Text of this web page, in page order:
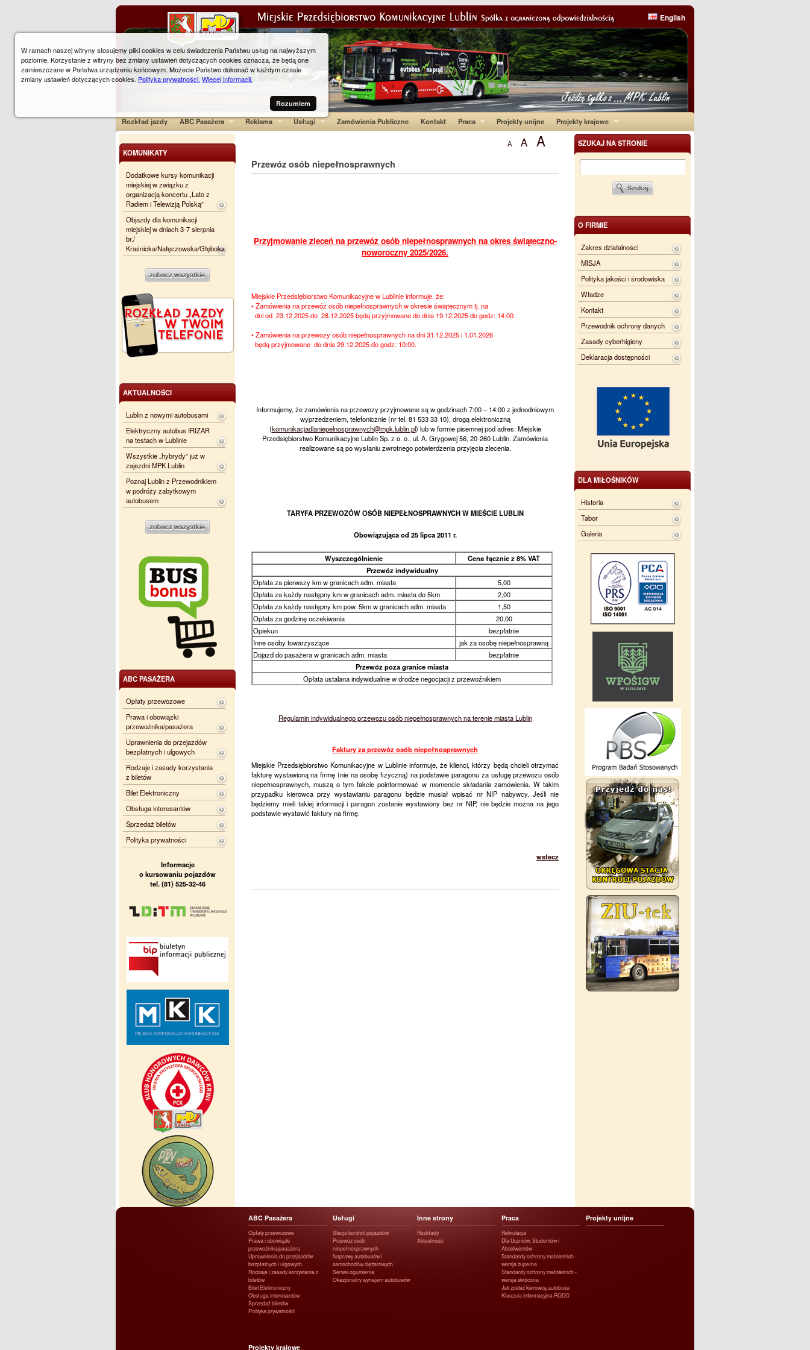
English
Rozkład jazdy ABC Pasażera Reklama Usługi Zamówienia Publiczne Kontakt Praca Projekty unijne Projekty krajowe
SZUKAJ NA STRONIE
O FIRMIE
Zakres działalności
MISJA
Polityka jakości i środowiska
Władze
Kontakt
Przewodnik ochrony danych
Zasady cyberhigieny
Deklaracja dostępności
DLA MIŁOŚNIKÓW
Historia
Tabor
Galeria
A A A
Przewóz osób niepełnosprawnych
Przyjmowanie zleceń na przewóz osób niepełnosprawnych na okres świąteczno-
noworoczny 2025/2026.
Miejskie Przedsiębiorstwo Komunikacyjne w Lublinie informuje, że:
• Zamówienia na przewóz osób niepełnosprawnych w okresie świątecznym tj. na
dni od 23.12.2025 do 28.12.2025 będą przyjmowane do dnia 19.12.2025 do godz: 14:00.
• Zamówienia na przewozy osób niepełnosprawnych na dni 31.12.2025 i 1.01.2026
będą przyjmowane do dnia 29.12.2025 do godz: 10:00.
Informujemy, że zamówienia na przewozy przyjmowane są w godzinach 7:00 – 14:00 z jednodniowym
wyprzedzeniem, telefonicznie (nr tel. 81 533 33 10), drogą elektroniczną
(komunikacjadlaniepelnosprawnych@mpk.lublin.pl) lub w formie pisemnej pod adres: Miejskie
Przedsiębiorstwo Komunikacyjne Lublin Sp. z o. o., ul. A. Grygowej 56, 20-260 Lublin. Zamówienia
realizowane są po wysłaniu zwrotnego potwierdzenia przyjęcia zlecenia.
TARYFA PRZEWOZÓW OSÓB NIEPEŁNOSPRAWNYCH W MIEŚCIE LUBLIN
Obowiązująca od 25 lipca 2011 r.
Wyszczególnienie
Cena łącznie z 8% VAT
Przewóz indywidualny
Opłata za pierwszy km w granicach adm. miasta
5,00
Opłata za każdy następny km w granicach adm. miasta do 5km
2,00
Opłata za każdy następny km pow. 5km w granicach adm. miasta
1,50
Opłata za godzinę oczekiwania
20,00
Opiekun
bezpłatnie
Inne osoby towarzyszące
jak za osobę niepełnosprawną
Dojazd do pasażera w granicach adm. miasta
bezpłatnie
Przewóz poza granice miasta
Opłata ustalana indywidualnie w drodze negocjacji z przewoźnikiem
Regulamin indywidualnego przewozu osób niepełnosprawnych na terenie miasta Lublin
Faktury za przewóz osób niepełnosprawnych
Miejskie Przedsiębiorstwo Komunikacyjne w Lublinie informuje, że klienci, którzy będą chcieli otrzymać
fakturę wystawioną na firmę (nie na osobę fizyczną) na podstawie paragonu za usługę przewozu osób
niepełnosprawnych, muszą o tym fakcie poinformować w momencie składania zamówienia. W takim
przypadku kierowca przy wystawianiu paragonu będzie musiał wpisać nr NIP nabywcy. Jeśli nie
będziemy mieli takiej informacji i paragon zostanie wystawiony bez nr NIP, nie będzie można na jego
podstawie wystawić faktury na firmę.
wstecz
KOMUNIKATY
Dodatkowe kursy komunikacji
miejskiej w związku z
organizacją koncertu „Lato z
Radiem i Telewizją Polską”
Objazdy dla komunikacji
miejskiej w dniach 3-7 sierpnia
br./
Kraśnicka/Nałęczowska/Głęboka
AKTUALNOŚCI
Lublin z nowymi autobusami
Elektryczny autobus IRIZAR
na testach w Lublinie
Wszystkie „hybrydy” już w
zajezdni MPK Lublin
Poznaj Lublin z Przewodnikiem
w podróży zabytkowym
autobusem
ABC PASAŻERA
Opłaty przewozowe
Prawa i obowiązki
przewoźnika/pasażera
Uprawnienia do przejazdów
bezpłatnych i ulgowych
Rodzaje i zasady korzystania
z biletów
Bilet Elektroniczny
Obsługa interesantów
Sprzedaż biletów
Polityka prywatności
Informacje
o kursowaniu pojazdów
tel. (81) 525-32-46
ABC Pasażera
Opłaty przewozowe
Prawa i obowiązki
przewoźnika/pasażera
Uprawnienia do przejazdów
bezpłatnych i ulgowych
Rodzaje i zasady korzystania z
biletów
Bilet Elektroniczny
Obsługa interesantów
Sprzedaż biletów
Polityka prywatności
Usługi
Stacja kontroli pojazdów
Przewóz osób
niepełnosprawnych
Naprawy autobusów i
samochodów ciężarowych
Serwis ogumienia
Okazjonalny wynajem autobusów
Inne strony
Rozkłady
Aktualności
Praca
Rekrutacja
Dla Uczniów, Studentów i
Absolwentów
Standardy ochrony małoletnich -
wersja zupełna
Standardy ochrony małotetnich -
wersja skrócona
Jak zostać kierowcą autobusu
Klauzula informacyjna RODO
Projekty unijne
Projekty krajowe
W ramach naszej witryny stosujemy pliki cookies w celu świadczenia Państwu usług na najwyższym
poziomie. Korzystanie z witryny bez zmiany ustawień dotyczących cookies oznacza, że będą one
zamieszczane w Państwa urządzeniu końcowym. Możecie Państwo dokonać w każdym czasie
zmiany ustawień dotyczących cookies. Polityka prywatności. Więcej informacji.
Rozumiem